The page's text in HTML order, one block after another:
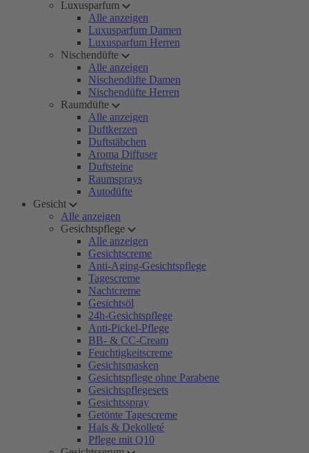
Luxusparfum
Alle anzeigen
Luxusparfum Damen
Luxusparfum Herren
Nischendüfte
Alle anzeigen
Nischendüfte Damen
Nischendüfte Herren
Raumdüfte
Alle anzeigen
Duftkerzen
Duftstäbchen
Aroma Diffuser
Duftsteine
Raumsprays
Autodüfte
Gesicht
Alle anzeigen
Gesichtspflege
Alle anzeigen
Gesichtscreme
Anti-Aging-Gesichtspflege
Tagescreme
Nachtcreme
Gesichtsöl
24h-Gesichtspflege
Anti-Pickel-Pflege
BB- & CC-Cream
Feuchtigkeitscreme
Gesichtsmasken
Gesichtspflege ohne Parabene
Gesichtspflegesets
Gesichtsspray
Getönte Tagescreme
Hals & Dekolleté
Pflege mit Q10